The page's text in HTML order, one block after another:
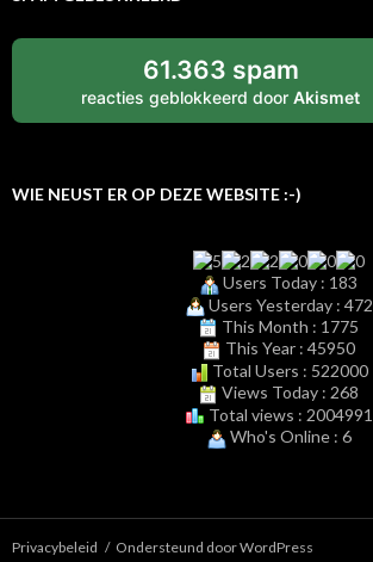
61.363 spam
reacties geblokkeerd door Akismet
WIE NEUST ER OP DEZE WEBSITE :-)
Users Today : 183
Users Yesterday : 472
This Month : 1775
This Year : 45950
Total Users : 522000
Views Today : 268
Total views : 2004991
Who's Online : 6
Privacybeleid Ondersteund door WordPress